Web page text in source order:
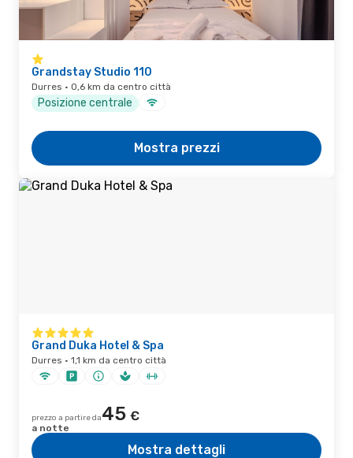
Grandstay Studio 110
Durres · 0,6 km da centro città
Posizione centrale
Mostra prezzi
Grand Duka Hotel & Spa
Durres · 1,1 km da centro città
prezzo a partire da45 €
a notte
Mostra dettagli